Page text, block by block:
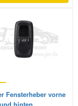
Fensterheber vorne